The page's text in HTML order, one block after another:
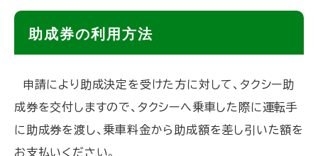
ト
に
戻
る
助成券の利用方法
申請により助成決定を受けた方に対して、タクシー助
成券を交付しますので、タクシーへ乗車した際に運転手
に助成券を渡し、乗車料金から助成額を差し引いた額を
お支払いください。